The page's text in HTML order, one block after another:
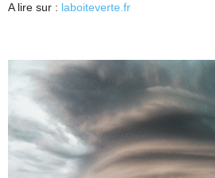
A lire sur : laboiteverte.fr